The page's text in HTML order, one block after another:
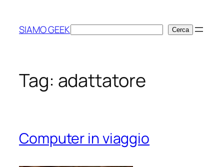
contenuto
SIAMO GEEKCerca Cerca
Tag: adattatore
Computer in viaggio